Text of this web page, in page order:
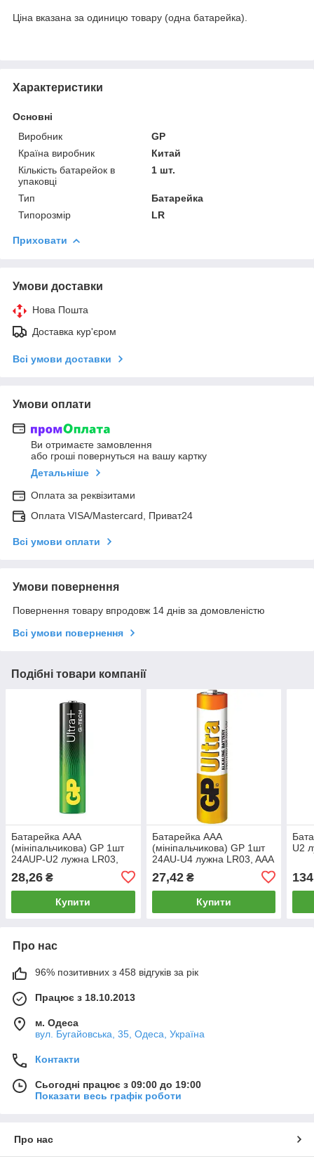
Ціна вказана за одиницю товару (одна батарейка).
Характеристики
Основні
Виробник
GP
Країна виробник
Китай
Кількість батарейок в
упаковці
1 шт.
Тип
Батарейка
Типорозмір
LR
Приховати
Умови доставки
Нова Пошта
Доставка кур'єром
Всі умови доставки
Умови оплати
Ви отримаєте замовлення
або гроші повернуться на вашу картку
Детальніше
Оплата за реквізитами
Оплата VISA/Mastercard, Приват24
Всі умови оплати
Умови повернення
Повернення товару впродовж 14 днів за домовленістю
Всі умови повернення
Подібні товари компанії
Батарейка ААА
(мініпальчикова) GP 1шт
24AUP-U2 лужна LR03,
28,26 ₴
Купити
Батарейка ААА
(мініпальчикова) GP 1шт
24AU-U4 лужна LR03, AAA
27,42₴
Купити
U2
Про нас
96% позитивних з 458 відгуків за рік
Працює з 18.10.2013
м. Одеса
вул. Бугайовська, 35, Одеса, Україна
Контакти
Сьогодні працює з 09:00 до 19:00
Показати весь графік роботи
Про нас